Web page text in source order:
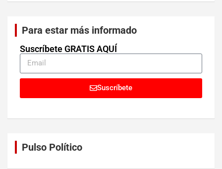
Para estar más informado
Suscríbete GRATIS AQUÍ
Suscríbete
Pulso Político